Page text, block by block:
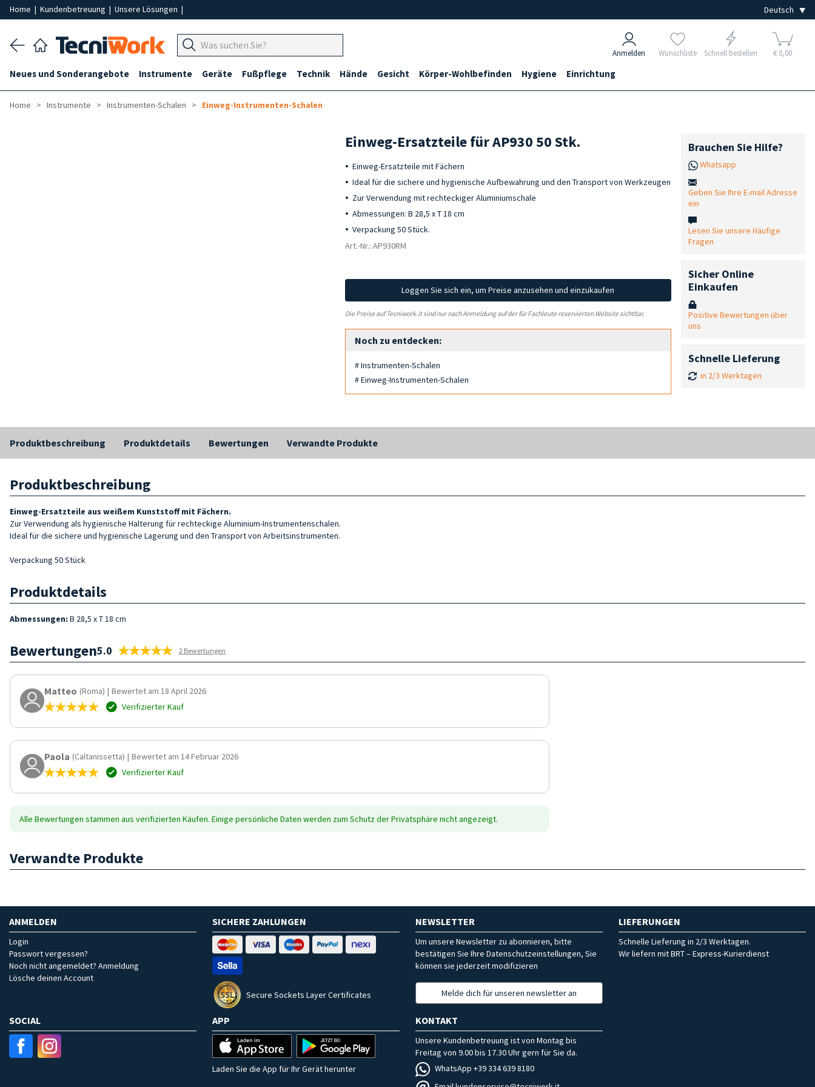
Home | Kundenbetreuung | Unsere Lösungen |
Anmelden Wunschliste Schnell bestellen € 0,00
Neues und Sonderangebote Instrumente Geräte Fußpflege Technik Hände Gesicht Körper-Wohlbefinden Hygiene Einrichtung
Home Instrumente Instrumenten-Schalen Einweg-Instrumenten-Schalen
Einweg-Ersatzteile für AP930 50 Stk.
Einweg-Ersatzteile mit Fächern
Ideal für die sichere und hygienische Aufbewahrung und den Transport von Werkzeugen
Zur Verwendung mit rechteckiger Aluminiumschale
Abmessungen: B 28,5 x T 18 cm
Verpackung 50 Stück.
Art.-Nr.: AP930RM
Loggen Sie sich ein, um Preise anzusehen und einzukaufen
Die Preise auf Tecniwork.it sind nur nach Anmeldung auf der für Fachleute reservierten Website sichtbar.
Noch zu entdecken:
# Instrumenten-Schalen
# Einweg-Instrumenten-Schalen
Brauchen Sie Hilfe?
Whatsapp
Geben Sie Ihre E-mail Adresse
ein
Lesen Sie unsere Häufige
Fragen
Sicher Online
Einkaufen
Positive Bewertungen über
uns
Schnelle Lieferung
in 2/3 Werktagen
Produktbeschreibung Produktdetails Bewertungen Verwandte Produkte
Produktbeschreibung
Einweg-Ersatzteile aus weißem Kunststoff mit Fächern.
Zur Verwendung als hygienische Halterung für rechteckige Aluminium-Instrumentenschalen.
Ideal für die sichere und hygienische Lagerung und den Transport von Arbeitsinstrumenten.
Verpackung 50 Stück
Produktdetails
Abmessungen: B 28,5 x T 18 cm
Bewertungen5.0 2 Bewertungen
Matteo (Roma) | Bewertet am 18 April 2026
Verifizierter Kauf
Paola (Caltanissetta) | Bewertet am 14 Februar 2026
Verifizierter Kauf
Alle Bewertungen stammen aus verifizierten Käufen. Einige persönliche Daten werden zum Schutz der Privatsphäre nicht angezeigt.
Verwandte Produkte
ANMELDEN
Login
Passwort vergessen?
Noch nicht angemeldet? Anmeldung
Lösche deinen Account
SICHERE ZAHLUNGEN
Secure Sockets Layer Certificates
NEWSLETTER
Um unsere Newsletter zu abonnieren, bitte
bestätigen Sie Ihre Datenschutzeinstellungen, Sie
können sie jederzeit modifizieren
Melde dich für unseren newsletter an
LIEFERUNGEN
Schnelle Lieferung in 2/3 Werktagen.
Wir liefern mit BRT – Express-Kurierdienst
SOCIAL APP
Laden Sie die App für Ihr Gerät herunter
KONTAKT
Unsere Kundenbetreuung ist von Montag bis
Freitag von 9.00 bis 17.30 Uhr gern für Sie da.
WhatsApp +39 334 639 8180